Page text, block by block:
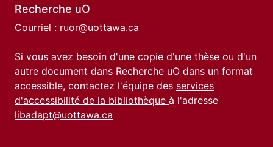
Recherche uO
Courriel : ruor@uottawa.ca
Si vous avez besoin d'une copie d'une thèse ou d'un
autre document dans Recherche uO dans un format
accessible, contactez l'équipe des services
d'accessibilité de la bibliothèque à l'adresse
libadapt@uottawa.ca